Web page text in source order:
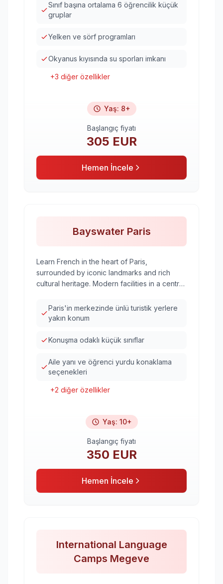
Sınıf başına ortalama 6 öğrencilik küçük
gruplar
Yelken ve sörf programları
Okyanus kıyısında su sporları imkanı
+3 diğer özellikler
Yaş: 8+
Başlangıç fiyatı
305 EUR
Hemen İncele
Bayswater Paris
Learn French in the heart of Paris,
surrounded by iconic landmarks and rich
cultural heritage. Modern facilities in a central
attractions.
Paris'in merkezinde ünlü turistik yerlere
yakın konum
Konuşma odaklı küçük sınıflar
Aile yanı ve öğrenci yurdu konaklama
seçenekleri
+2 diğer özellikler
Yaş: 10+
Başlangıç fiyatı
350 EUR
Hemen İncele
International Language
Camps Megeve